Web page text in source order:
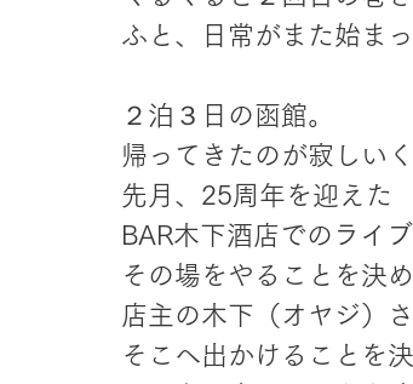
ふと、日常がまた始ま
２泊３日の函館。
帰ってきたのが寂しい
先月、25周年を迎えた
BAR木下酒店でのライブ
その場をやることを決
店主の木下（オヤジ）
そこへ出かけることを